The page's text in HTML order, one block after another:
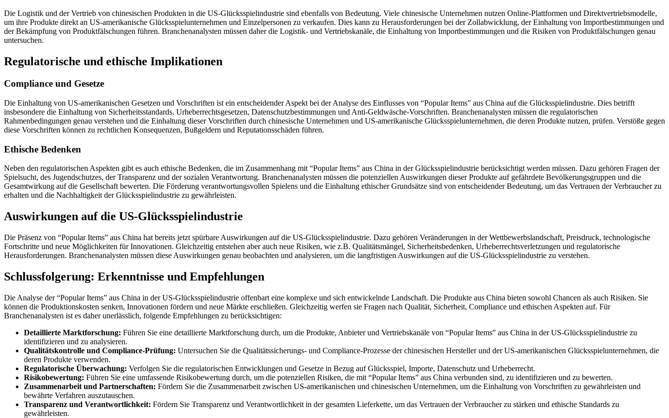
Die Logistik und der Vertrieb von chinesischen Produkten in die US-Glücksspielindustrie sind ebenfalls von Bedeutung. Viele chinesische Unternehmen nutzen Online-Plattformen und Direktvertriebsmodelle,
um ihre Produkte direkt an US-amerikanische Glücksspielunternehmen und Einzelpersonen zu verkaufen. Dies kann zu Herausforderungen bei der Zollabwicklung, der Einhaltung von Importbestimmungen und
der Bekämpfung von Produktfälschungen führen. Branchenanalysten müssen daher die Logistik- und Vertriebskanäle, die Einhaltung von Importbestimmungen und die Risiken von Produktfälschungen genau
untersuchen.
Regulatorische und ethische Implikationen
Compliance und Gesetze
Die Einhaltung von US-amerikanischen Gesetzen und Vorschriften ist ein entscheidender Aspekt bei der Analyse des Einflusses von “Popular Items” aus China auf die Glücksspielindustrie. Dies betrifft
insbesondere die Einhaltung von Sicherheitsstandards, Urheberrechtsgesetzen, Datenschutzbestimmungen und Anti-Geldwäsche-Vorschriften. Branchenanalysten müssen die regulatorischen
Rahmenbedingungen genau verstehen und die Einhaltung dieser Vorschriften durch chinesische Unternehmen und US-amerikanische Glücksspielunternehmen, die deren Produkte nutzen, prüfen. Verstöße gegen
diese Vorschriften können zu rechtlichen Konsequenzen, Bußgeldern und Reputationsschäden führen.
Ethische Bedenken
Neben den regulatorischen Aspekten gibt es auch ethische Bedenken, die im Zusammenhang mit “Popular Items” aus China in der Glücksspielindustrie berücksichtigt werden müssen. Dazu gehören Fragen der
Spielsucht, des Jugendschutzes, der Transparenz und der sozialen Verantwortung. Branchenanalysten müssen die potenziellen Auswirkungen dieser Produkte auf gefährdete Bevölkerungsgruppen und die
Gesamtwirkung auf die Gesellschaft bewerten. Die Förderung verantwortungsvollen Spielens und die Einhaltung ethischer Grundsätze sind von entscheidender Bedeutung, um das Vertrauen der Verbraucher zu
erhalten und die Nachhaltigkeit der Glücksspielindustrie zu gewährleisten.
Auswirkungen auf die US-Glücksspielindustrie
Die Präsenz von “Popular Items” aus China hat bereits jetzt spürbare Auswirkungen auf die US-Glücksspielindustrie. Dazu gehören Veränderungen in der Wettbewerbslandschaft, Preisdruck, technologische
Fortschritte und neue Möglichkeiten für Innovationen. Gleichzeitig entstehen aber auch neue Risiken, wie z.B. Qualitätsmängel, Sicherheitsbedenken, Urheberrechtsverletzungen und regulatorische
Herausforderungen. Branchenanalysten müssen diese Auswirkungen genau beobachten und analysieren, um die langfristigen Auswirkungen auf die US-Glücksspielindustrie zu verstehen.
Schlussfolgerung: Erkenntnisse und Empfehlungen
Die Analyse der “Popular Items” aus China in der US-Glücksspielindustrie offenbart eine komplexe und sich entwickelnde Landschaft. Die Produkte aus China bieten sowohl Chancen als auch Risiken. Sie
können die Produktionskosten senken, Innovationen fördern und neue Märkte erschließen. Gleichzeitig werfen sie Fragen nach Qualität, Sicherheit, Compliance und ethischen Aspekten auf. Für
Branchenanalysten ist es daher unerlässlich, folgende Empfehlungen zu berücksichtigen:
Detaillierte Marktforschung: Führen Sie eine detaillierte Marktforschung durch, um die Produkte, Anbieter und Vertriebskanäle von “Popular Items” aus China in der US-Glücksspielindustrie zu
identifizieren und zu analysieren.
Qualitätskontrolle und Compliance-Prüfung: Untersuchen Sie die Qualitätssicherungs- und Compliance-Prozesse der chinesischen Hersteller und der US-amerikanischen Glücksspielunternehmen, die
deren Produkte verwenden.
Regulatorische Überwachung: Verfolgen Sie die regulatorischen Entwicklungen und Gesetze in Bezug auf Glücksspiel, Importe, Datenschutz und Urheberrecht.
Risikobewertung: Führen Sie eine umfassende Risikobewertung durch, um die potenziellen Risiken, die mit “Popular Items” aus China verbunden sind, zu identifizieren und zu bewerten.
Zusammenarbeit und Partnerschaften: Fördern Sie die Zusammenarbeit zwischen US-amerikanischen und chinesischen Unternehmen, um die Einhaltung von Vorschriften zu gewährleisten und
bewährte Verfahren auszutauschen.
Transparenz und Verantwortlichkeit: Fördern Sie Transparenz und Verantwortlichkeit in der gesamten Lieferkette, um das Vertrauen der Verbraucher zu stärken und ethische Standards zu
gewährleisten.